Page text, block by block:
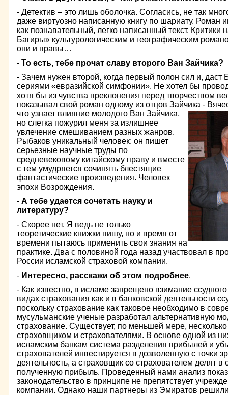
- Детектив – это лишь оболочка. Согласись, не так
даже виртуозно написанную книгу по шариату. Роман
как познавательный, легко написанный текст.
Багиры» культурологическим и географическим
они и правы…
- То есть, тебе прочат славу второго Ван Зайчика?
- Зачем нужен второй, когда первый полон сил и, даст
сериями «евразийской симфонии». Не хотел бы
хотя бы из чувства преклонения перед творчеством
показывал свой роман одному из отцов Зайчика -
что узнает влияние молодого Ван Зайчика,
но слегка пожурил меня за излишнее
увлечение смешиванием разных жанров.
Рыбаков уникальный человек: он пишет
серьезные научные труды по
средневековому китайскому праву и вместе
с тем умудряется сочинять блестящие
фантастические произведения. Человек
эпохи Возрождения.
- А тебе удается сочетать науку и
литературу?
- Скорее нет. Я ведь не только
теоретические книжки пишу, но и время от
времени пытаюсь применить свои знания на
практике. Два с половиной года назад участвовал в
России исламской страховой компании.
- Интересно, расскажи об этом подробнее.
- Как известно, в исламе запрещено взимание
видах страхования как и в банковской деятельности
поскольку страхование как таковое необходимо в
мусульманские ученые разработал альтернативную
страхование. Существует, по меньшей мере,
страховщиком и страхователями. В основе одной из
исламским банкам система разделения прибылей и
страхователей инвестируется в дозволенную с точки
деятельность, а страховщик со страхователем делят
полученную прибыль. Проведенный нами анализ
законодательство в принципе не препятствует
компании. Однако наши партнеры из Эмиратов решили